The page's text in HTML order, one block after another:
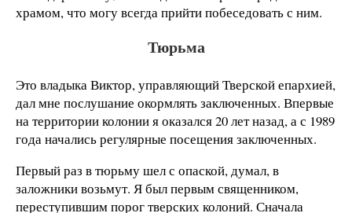
храмом, что могу всегда прийти побеседовать с ним.
Тюрьма
Это владыка Виктор, управляющий Тверской епархией,
дал мне послушание окормлять заключенных. Впервые
на территории колонии я оказался 20 лет назад, а с 1989
года начались регулярные посещения заключенных.
Первый раз в тюрьму шел с опаской, думал, в
заложники возьмут. Я был первым священником,
переступившим порог тверских колоний. Сначала